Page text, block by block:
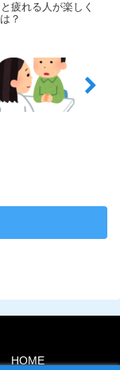
疲れる人が楽しく
？
HOME